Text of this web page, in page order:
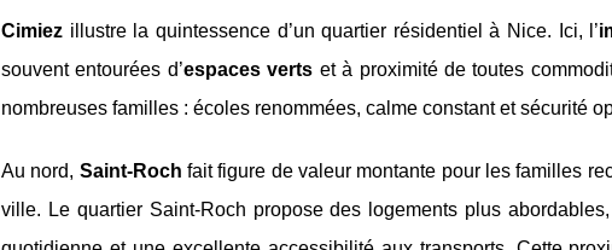
Cimiez illustre la quintessence d’un quartier résidentiel à Nice. Ici, l’
souvent entourées d’espaces verts et à proximité de toutes
nombreuses familles : écoles renommées, calme constant et sécurité
Au nord, Saint-Roch fait figure de valeur montante pour les familles
ville. Le quartier Saint-Roch propose des logements plus